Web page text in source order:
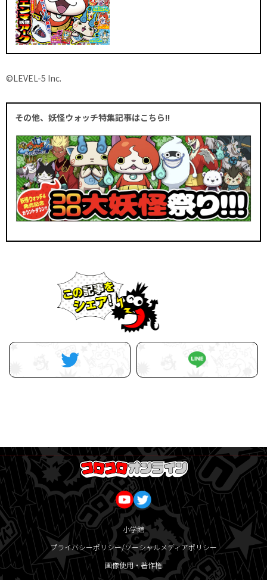
©LEVEL-5 Inc.
その他、妖怪ウォッチ特集記事はこちら!!
小学館
プライバシーポリシー/ソーシャルメディアポリシー
画像使用・著作権